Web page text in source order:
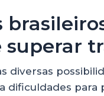
superar
diversas
dificuldades para